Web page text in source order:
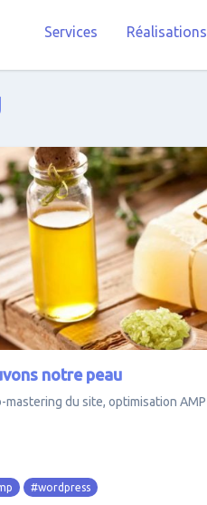
Services Réalisations
notre peau
mastering du site, optimisation AMP
#wordpress